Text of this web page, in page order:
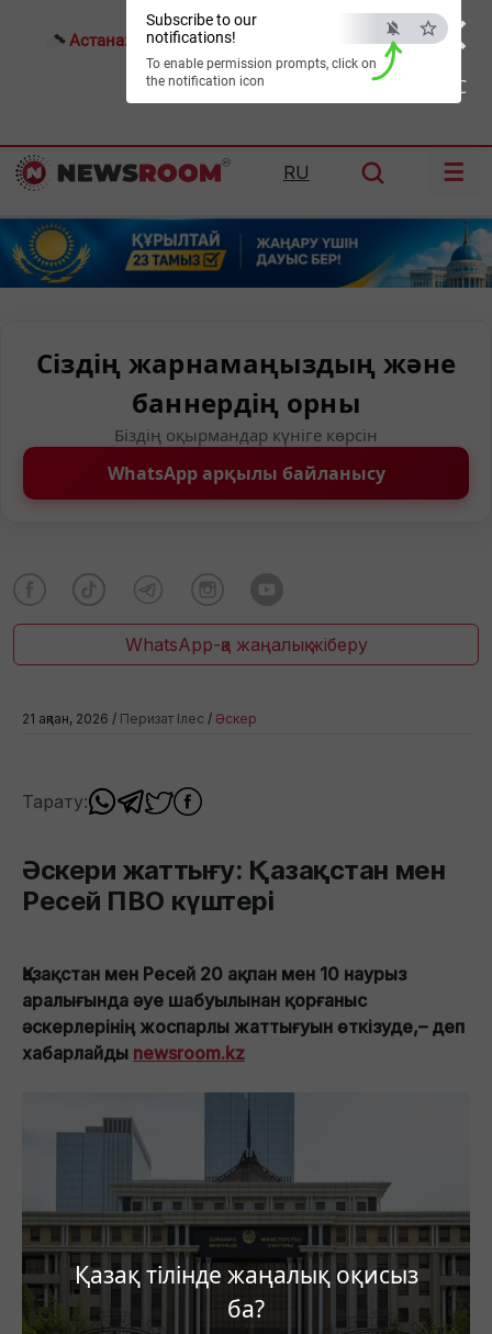
×
ESC
Қазақ тілінде жаңалық оқисыз
ба?
Subscribe to our
notifications!
To enable permission prompts, click on
the notification icon
Астана: 22°C Алматы: Шымкент:34°C
RU ☰
Сіздің жарнамаңыздың және
баннердің орны
Біздің оқырмандар күніге көрсін
WhatsApp арқылы байланысу
WhatsApp-қа жаңалық жіберу
21 ақпан, 2026 / Перизат Ілес / Әскер
Тарату:
Әскери жаттығу: Қазақстан мен
Ресей ПВО күштері
Қазақстан мен Ресей 20 ақпан мен 10 наурыз
аралығында әуе шабуылынан қорғаныс
әскерлерінің жоспарлы жаттығуын өткізуде,– деп
хабарлайды newsroom.kz